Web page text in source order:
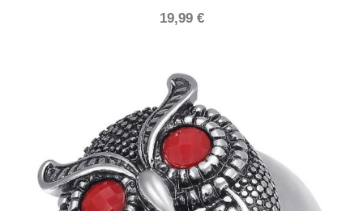
19,99 €